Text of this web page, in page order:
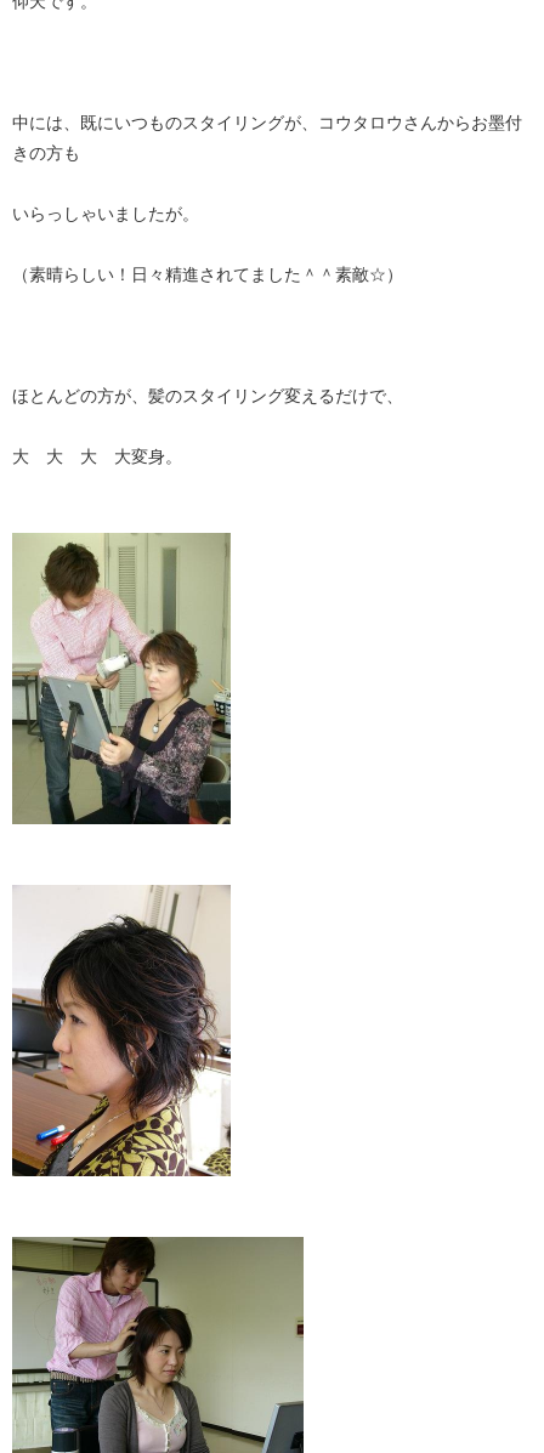
中には、既にいつものスタイリングが、コウタロウさんからお墨付
きの方も
いらっしゃいましたが。
（素晴らしい！日々精進されてました＾＾素敵☆）
ほとんどの方が、髪のスタイリング変えるだけで、
大 大 大 大変身。